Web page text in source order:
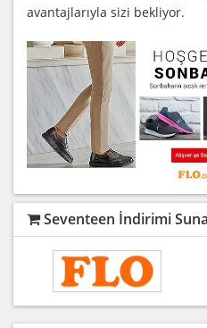
avantajlarıyla sizi bekliyor.
Seventeen İndirimi